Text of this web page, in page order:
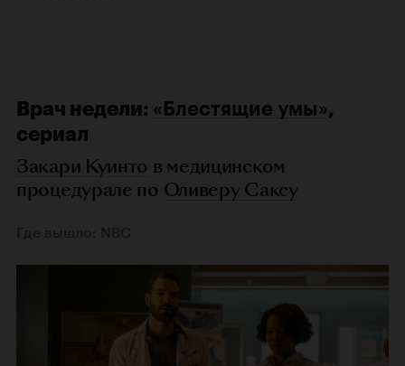
Врач недели: «Блестящие умы»,
сериал
Закари Куинто в медицинском
процедурале по Оливеру Саксу